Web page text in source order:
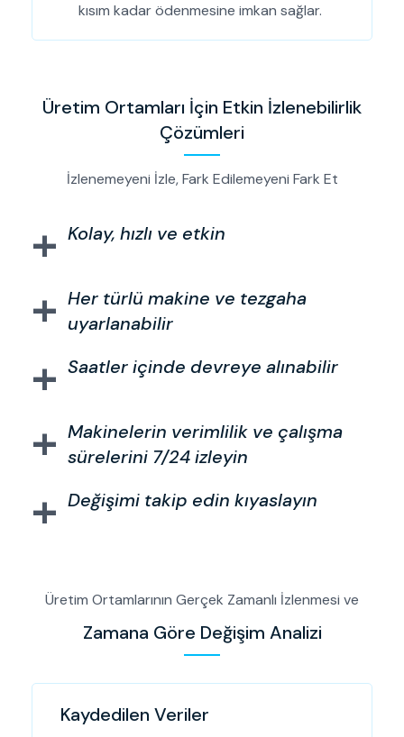
kısım kadar ödenmesine imkan sağlar.
Üretim Ortamları İçin Etkin İzlenebilirlik
Çözümleri
İzlenemeyeni İzle, Fark Edilemeyeni Fark Et
+ Kolay, hızlı ve etkin
+ Her türlü makine ve tezgaha
uyarlanabilir
+ Saatler içinde devreye alınabilir
+ Makinelerin verimlilik ve çalışma
sürelerini 7/24 izleyin
+ Değişimi takip edin kıyaslayın
Üretim Ortamlarının Gerçek Zamanlı İzlenmesi ve
Zamana Göre Değişim Analizi
Kaydedilen Veriler